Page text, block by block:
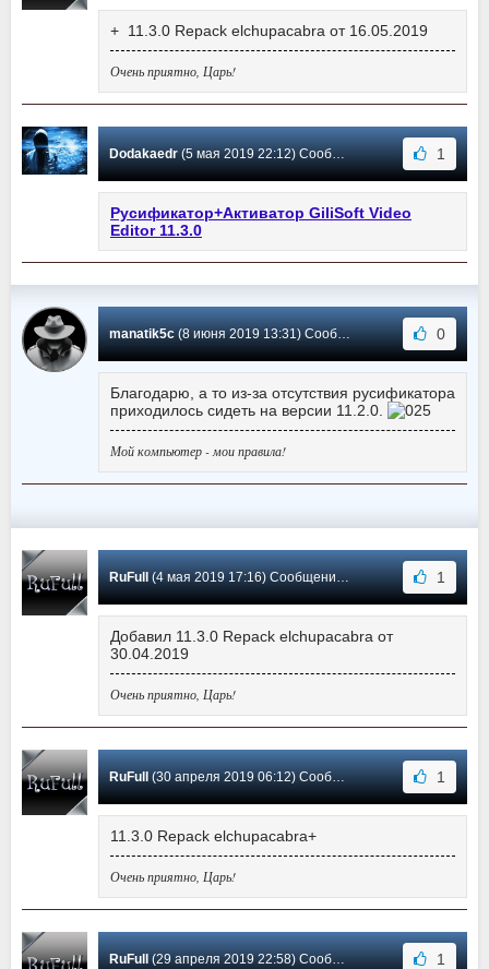
+ 11.3.0 Repack elchupacabra от 16.05.2019
Очень приятно, Царь!
Dodakaedr(5 мая 2019 22:12) Сообщение #164 1
Русификатор+Активатор GiliSoft Video
Editor 11.3.0
manatik5c(8 июня 2019 13:31) Сообщение #163 0
Благодарю, а то из-за отсутствия русификатора
приходилось сидеть на версии 11.2.0.
Мой компьютер - мои правила!
RuFull (4 мая 2019 17:16) Сообщение #162 1
Добавил 11.3.0 Repack elchupacabra от
30.04.2019
Очень приятно, Царь!
RuFull (30 апреля 2019 06:12) Сообщение #161 1
11.3.0 Repack elchupacabra+
Очень приятно, Царь!
RuFull (29 апреля 2019 22:58) Сообщение #160 1